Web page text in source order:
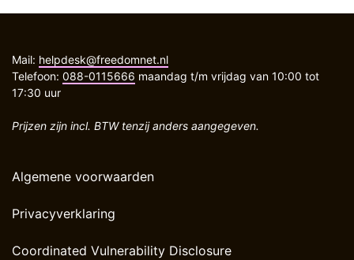
Mail: helpdesk@freedomnet.nl
Telefoon: 088-0115666 maandag t/m vrijdag van 10:00 tot
17:30 uur
Prijzen zijn incl. BTW tenzij anders aangegeven.
Algemene voorwaarden
Privacyverklaring
Coordinated Vulnerability Disclosure